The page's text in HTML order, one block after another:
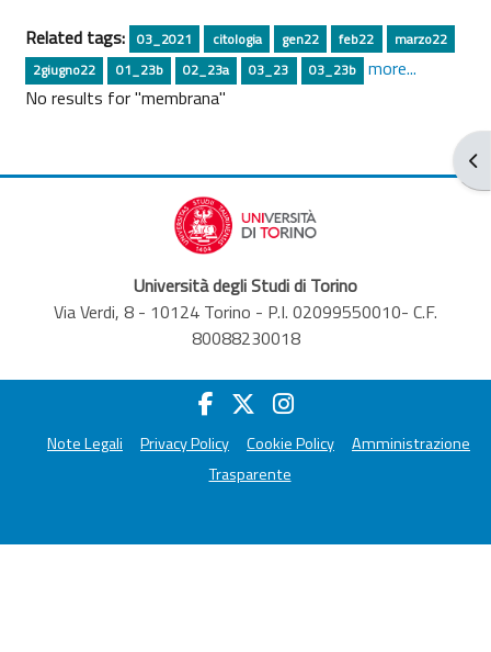
Related tags: 03_2021 citologia gen22 feb22
marzo22
2giugno22
01_23b 02_23a 03_23 03_23b more...
No results for "membrana"
Università degli Studi di Torino
Via Verdi, 8 - 10124 Torino - P.I. 02099550010- C.F.
80088230018
Note Legali Privacy Policy Cookie Policy
Amministrazione
Trasparente